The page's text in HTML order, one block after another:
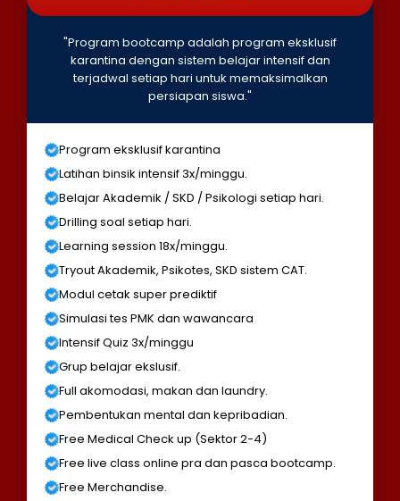
"Program bootcamp adalah program eksklusif
karantina dengan sistem belajar intensif dan
terjadwal setiap hari untuk memaksimalkan
persiapan siswa."
Program eksklusif karantina
Latihan binsik intensif 3x/minggu.
Belajar Akademik / SKD / Psikologi setiap hari.
Drilling soal setiap hari.
Learning session 18x/minggu.
Tryout Akademik, Psikotes, SKD sistem CAT.
Modul cetak super prediktif
Simulasi tes PMK dan wawancara
Intensif Quiz 3x/minggu
Grup belajar ekslusif.
Full akomodasi, makan dan laundry.
Pembentukan mental dan kepribadian.
Free Medical Check up (Sektor 2-4)
Free live class online pra dan pasca bootcamp.
Free Merchandise.